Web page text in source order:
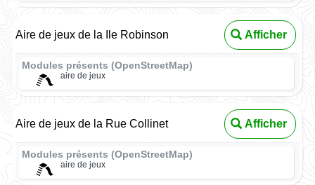
Aire de jeux de la Ile Robinson Afficher
Modules présents (OpenStreetMap)
aire de jeux
Aire de jeux de la Rue Collinet Afficher
Modules présents (OpenStreetMap)
aire de jeux